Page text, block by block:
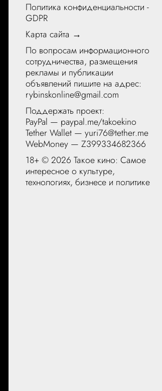
Политика конфиденциальности -
GDPR
Карта сайта →
По вопросам информационного
сотрудничества, размещения
рекламы и публикации
объявлений пишите на адрес:
rybinskonline@gmail.com
Поддержать проект:
PayPal — paypal.me/takoekino
Tether Wallet — yuri76@tether.me
WebMoney — Z399334682366
18+ ©2026 Такое кино: Самое
интересное о культуре,
технологиях, бизнесе и политике